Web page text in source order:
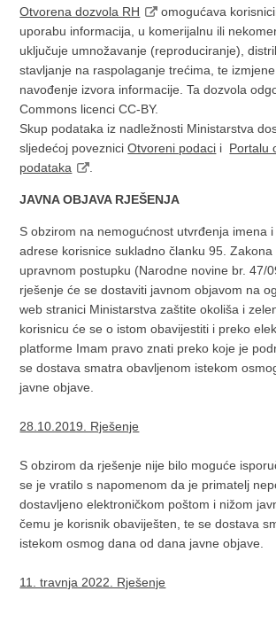
Otvorena dozvola RH
omogućava
uporabu informacija, u komerijalnu ili
uključuje umnožavanje (reproduciranje),
stavljanje na raspolaganje trećima, te
navođenje izvora informacije. Ta dozvola
Commons licenci CC-BY.
​Skup podataka iz nadležnosti Ministarstva
sljedećoj povezniciOtvoreni podaci i Portalu
podataka
JAVNA OBJAVA RJEŠENJA
S obzirom na nemogućnost utvrđenja imena
adrese korisnice sukladno članku 95. Zakona
upravnom postupku (Narodne novine br. 47/
rješenje će se dostaviti javnom objavom na
web stranici Ministarstva zaštite okoliša i
korisnicu će se o istom obavijestiti i preko
platforme Imam pravo znati preko koje je
se dostava smatra obavljenom istekom
javne objave.
28.10.2019. Rješenje
S obzirom da rješenje nije bilo moguće
se je vratilo s napomenom da je primatelj
dostavljeno elektroničkom poštom i nižom
čemu je korisnik obaviješten, te se dostava
istekom osmog dana od dana javne objave.
11. travnja 2022. Rješenje